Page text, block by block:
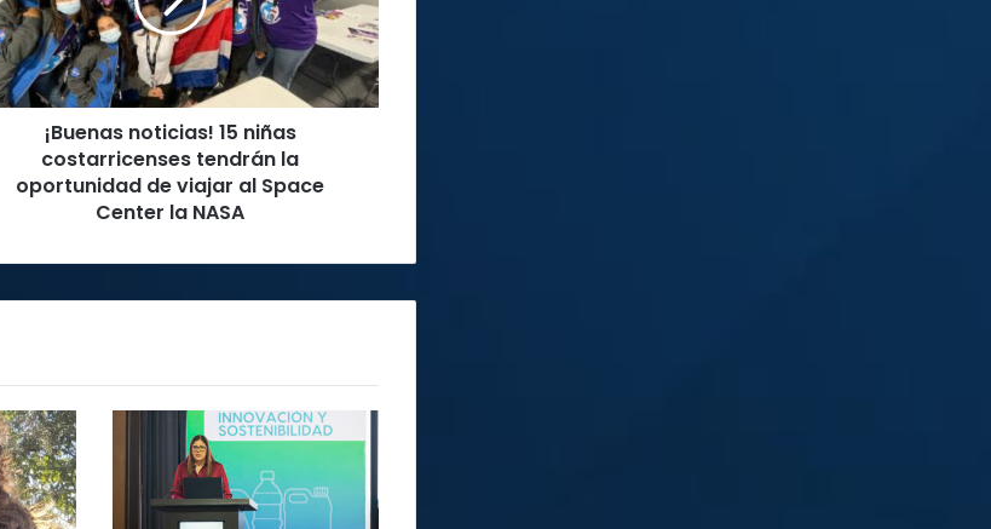
¡Buenas noticias! 15 niñas
costarricenses tendrán la
oportunidad de viajar al Space
Center la NASA